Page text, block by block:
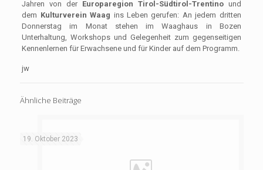
Jahren von der Europaregion Tirol-Südtirol-Trentino und
dem Kulturverein Waag ins Leben gerufen: An jedem dritten
Donnerstag im Monat stehen im Waaghaus in Bozen
Unterhaltung, Workshops und Gelegenheit zum gegenseitigen
Kennenlernen für Erwachsene und für Kinder auf dem Programm.
jw
Ähnliche Beiträge
19. Oktober 2023